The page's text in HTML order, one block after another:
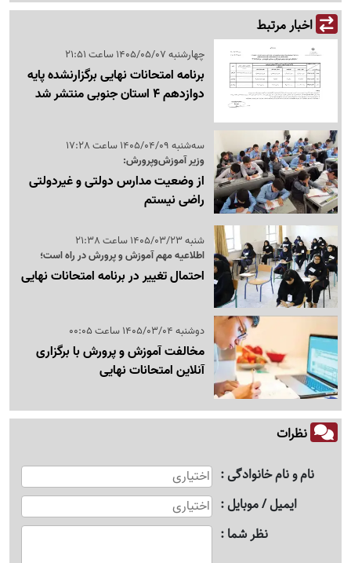
اخبار مرتبط
چهارشنبه 1405/05/07 ساعت 21:51
برنامه امتحانات نهایی برگزارنشده پایه
دوازدهم 4 استان جنوبی منتشر شد
سه‌شنبه 1405/04/09 ساعت 17:28
وزیر آموزش‌وپرورش:
از وضعیت مدارس دولتی و غیردولتی
راضی نیستم
شنبه 1405/03/23 ساعت 21:38
اطلاعیه مهم آموزش و پرورش در راه است؛
احتمال تغییر در برنامه امتحانات نهایی
دوشنبه 1405/03/04 ساعت 00:05
مخالفت آموزش و پرورش با برگزاری
آنلاین امتحانات نهایی
نظرات
نام و نام خانوادگی
ایمیل / موبایل
نظر شما